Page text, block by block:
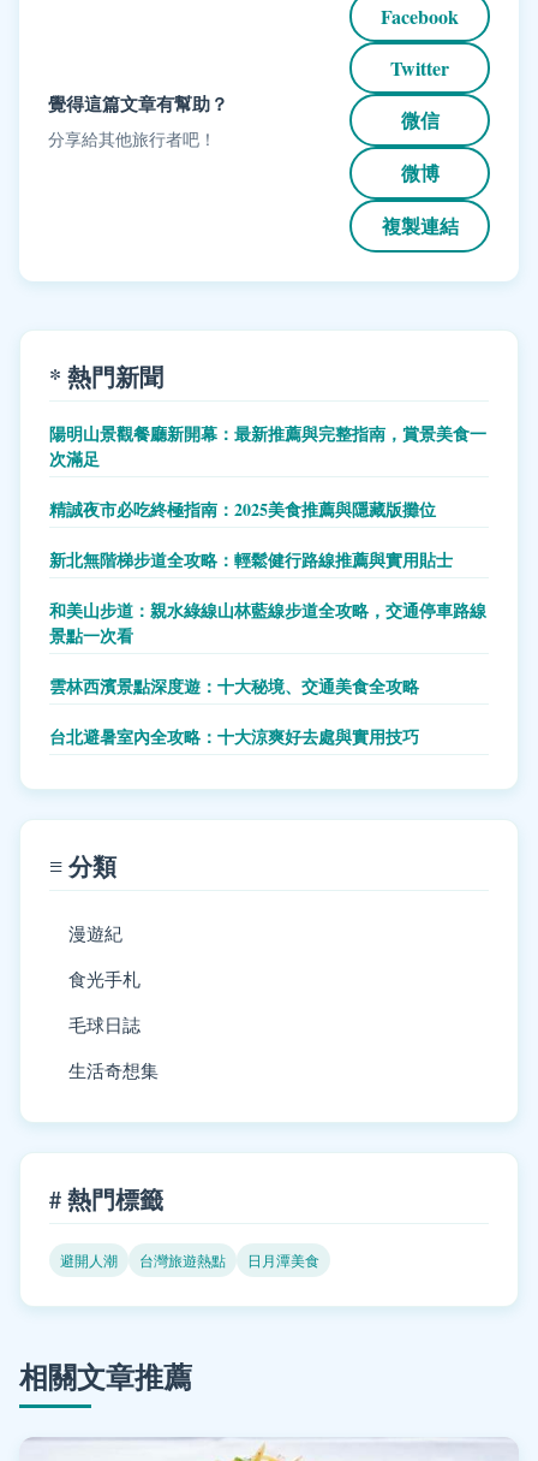
覺得這篇文章有幫助？
分享給其他旅行者吧！
Facebook
Twitter
微信
微博
複製連結
* 熱門新聞
陽明山景觀餐廳新開幕：最新推薦與完整指南，賞景美食一
次滿足
精誠夜市必吃終極指南：2025美食推薦與隱藏版攤位
新北無階梯步道全攻略：輕鬆健行路線推薦與實用貼士
和美山步道：親水綠線山林藍線步道全攻略，交通停車路線
景點一次看
雲林西濱景點深度遊：十大秘境、交通美食全攻略
台北避暑室內全攻略：十大涼爽好去處與實用技巧
≡ 分類
漫遊紀
食光手札
毛球日誌
生活奇想集
# 熱門標籤
避開人潮 台灣旅遊熱點 日月潭美食
相關文章推薦